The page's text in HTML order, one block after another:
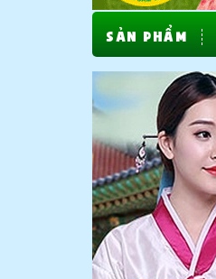
SẢN PHẨM